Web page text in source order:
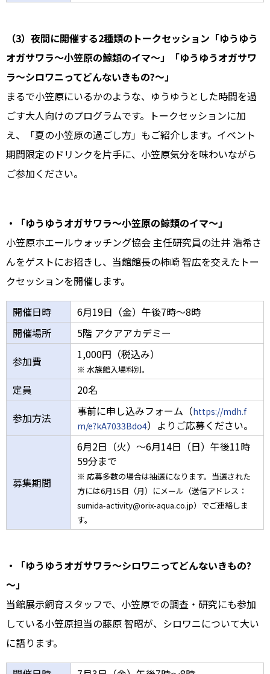
（3）夜間に開催する2種類のトークセッション「ゆうゆう
オガサワラ～小笠原の鯨類のイマ～」「ゆうゆうオガサワ
ラ～シロワニってどんないきもの?～」
まるで小笠原にいるかのような、ゆうゆうとした時間を過
ごす大人向けのプログラムです。トークセッションに加
え、「夏の小笠原の過ごし方」もご紹介します。イベント
期間限定のドリンクを片手に、小笠原気分を味わいながら
ご参加ください。
・「ゆうゆうオガサワラ～小笠原の鯨類のイマ～」
小笠原ホエールウォッチング協会 主任研究員の辻井 浩希さ
んをゲストにお招きし、当館館長の柿崎 智広を交えたトー
クセッションを開催します。
開催日時
6月19日（金）午後7時～8時
開催場所
5階 アクアアカデミー
参加費
1,000円（税込み）
※ 水族館入場料別。
定員
20名
参加方法
事前に申し込みフォーム（https://mdh.f
m/e?kA7033Bdo4）よりご応募ください。
募集期間
6月2日（火）～6月14日（日）午後11時
59分まで
※ 応募多数の場合は抽選になります。当選された
方には6月15日（月）にメール（送信アドレス：
sumida-activity@orix-aqua.co.jp）でご連絡しま
す。
・「ゆうゆうオガサワラ～シロワニってどんないきもの?
～」
当館展示飼育スタッフで、小笠原での調査・研究にも参加
している小笠原担当の藤原 智昭が、シロワニについて大い
に語ります。